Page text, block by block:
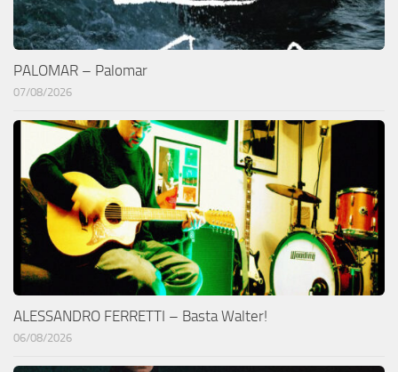
PALOMAR – Palomar
07/08/2026
ALESSANDRO FERRETTI – Basta Walter!
06/08/2026